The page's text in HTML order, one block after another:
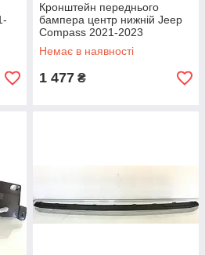
Кронштейн переднього
бампера центр нижній Jeep
Compass 2021-2023
6WP49RXFAA
Немає в наявності
1 477 ₴